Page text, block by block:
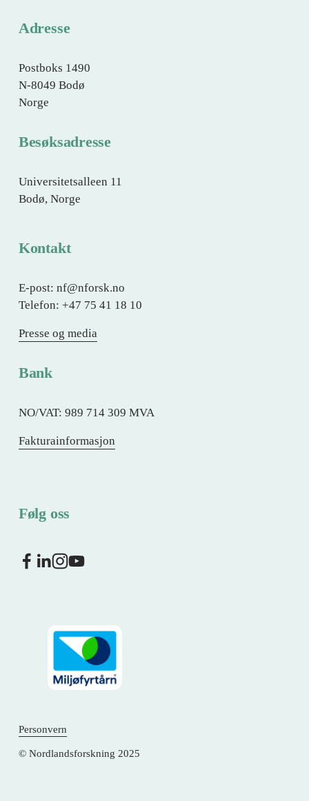
i
Adresse
Postboks 1490
N-8049 Bodø
Norge
Besøksadresse
Universitetsalleen 11
Bodø, Norge
Kontakt
E-post: nf@nforsk.no
Telefon: +47 75 41 18 10
Presse og media
Bank
NO/VAT: 989 714 309 MVA
Fakturainformasjon
Følg oss
Personvern
© Nordlandsforskning 2025